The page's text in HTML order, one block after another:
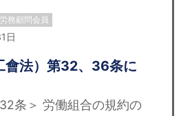
労務顧問会員
日
會法）第32、36条に
条＞ 労働組合の規約の